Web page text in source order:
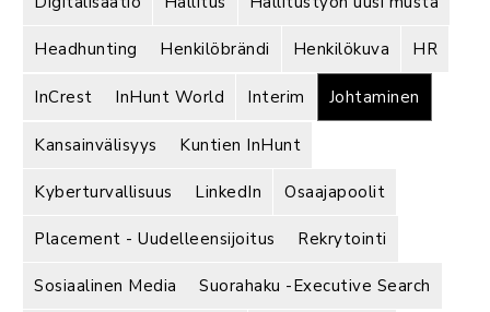
Headhunting Henkilöbrändi Henkilökuva HR
InCrest InHunt World Interim Johtaminen
Kansainvälisyys Kuntien InHunt
Kyberturvallisuus LinkedIn Osaajapoolit
Placement - Uudelleensijoitus Rekrytointi
Sosiaalinen Media Suorahaku -Executive Search